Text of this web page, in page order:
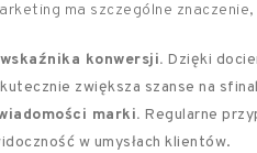
ma szczególne
konwersji. Dzięki
zwiększa szanse na
marki. Regularne
w umysłach klientów.